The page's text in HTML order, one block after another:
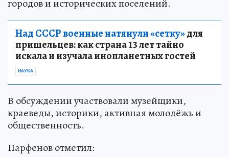
городов и исторических поселений.
Над СССР военные натянули «сетку»для
пришельцев: как страна 13 лет тайно
искала и изучала инопланетных гостей
НАУКА
В обсуждении участвовали музейщики,
краеведы, историки, активная молодёжь и
общественность.
Парфенов отметил: